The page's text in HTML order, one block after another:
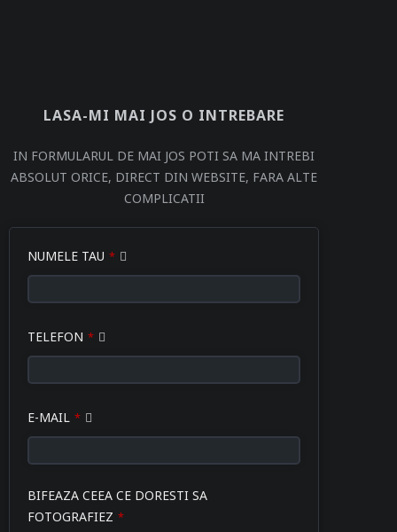
LASA-MI MAI JOS O INTREBARE
IN FORMULARUL DE MAI JOS POTI SA MA INTREBI
ABSOLUT ORICE, DIRECT DIN WEBSITE, FARA ALTE
COMPLICATII
NUMELE TAU *
TELEFON *
E-MAIL *
BIFEAZA CEEA CE DORESTI SA
FOTOGRAFIEZ *